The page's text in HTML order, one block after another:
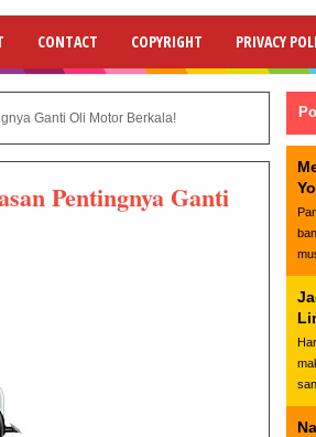
CONTACT COPYRIGHT PRIVACY
Ganti Oli Motor Berkala!
Pentingnya Ganti